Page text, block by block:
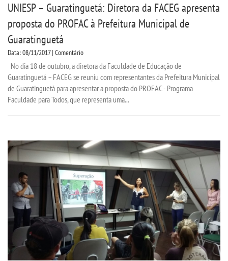
UNIESP – Guaratinguetá: Diretora da FACEG apresenta
proposta do PROFAC à Prefeitura Municipal de
Guaratinguetá
Data: 08/11/2017 | Comentário
No dia 18 de outubro, a diretora da Faculdade de Educação de
Guaratinguetá – FACEG se reuniu com representantes da Prefeitura Municipal
de Guaratinguetá para apresentar a proposta do PROFAC - Programa
Faculdade para Todos, que representa uma...